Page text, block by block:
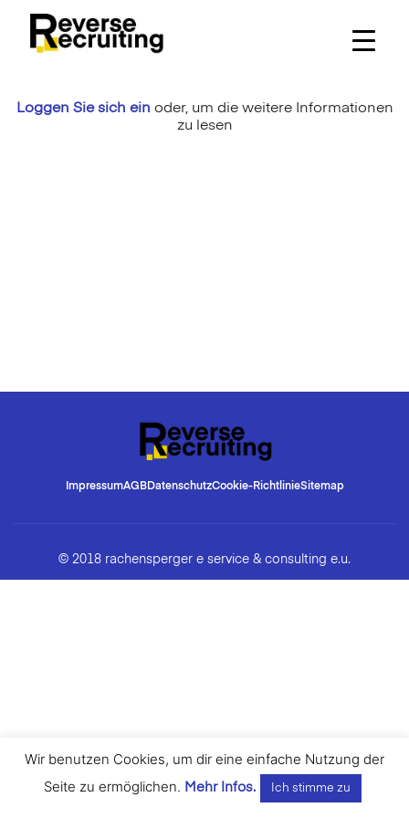
content
Loggen Sie sich ein oder, um die weitere Informationen
zu lesen
ImpressumAGBDatenschutzCookie-RichtlinieSitemap
© 2018 rachensperger e service & consulting e.u.
Wir benutzen Cookies, um dir eine einfache Nutzung der
Seite zu ermöglichen. Mehr Infos. Ich stimme zu